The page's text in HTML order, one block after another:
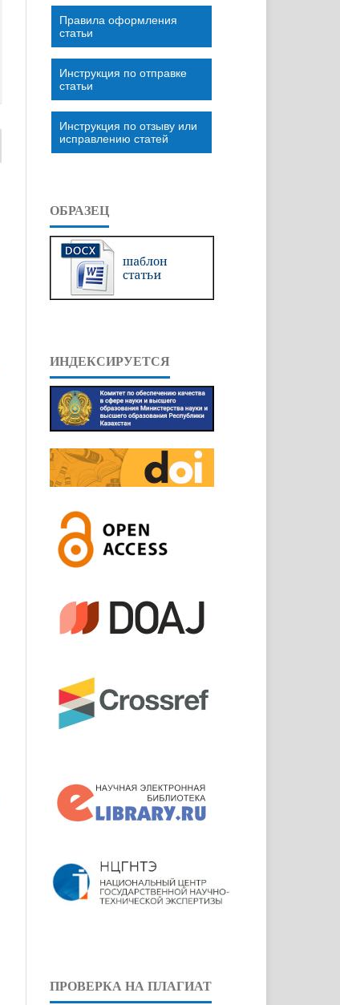
Правила оформления
статьи
Инструкция по отправке
статьи
Инструкция по отзыву или
исправлению статей
ОБРАЗЕЦ
ИНДЕКСИРУЕТСЯ
ПРОВЕРКА НА ПЛАГИАТ